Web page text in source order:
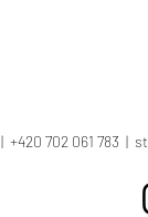
| +420 702 061 783 |